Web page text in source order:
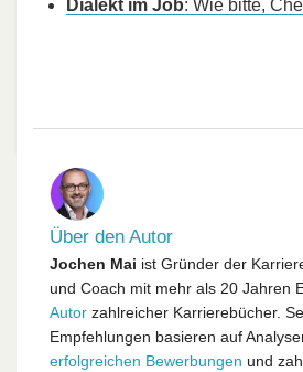
Dialekt im Job: Wie bitte,
Über den Autor
Jochen Mai ist Gründer der
und Coach mit mehr als 20 Jahren
Autor zahlreicher Karrierebücher.
Empfehlungen basieren auf
erfolgreichen Bewerbungen und